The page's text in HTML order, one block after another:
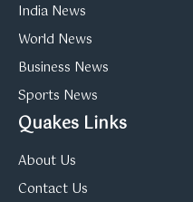
India News
World News
Business News
Sports News
Quakes Links
About Us
Contact Us